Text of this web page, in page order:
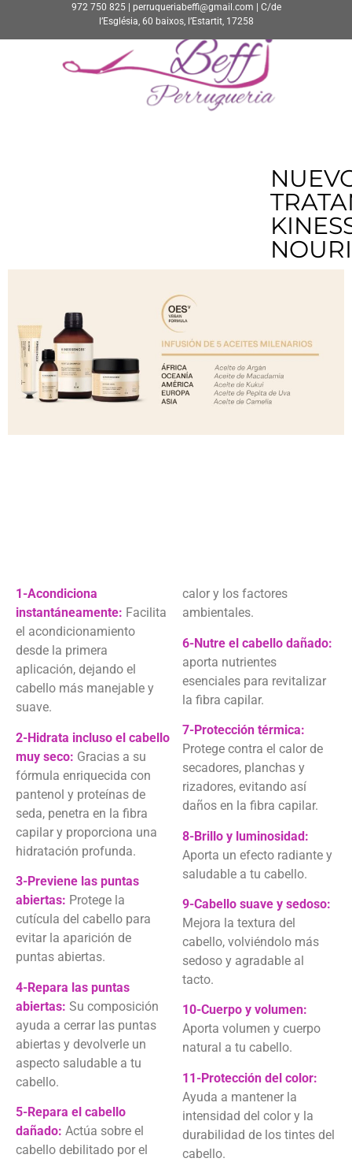
972 750 825 | perruqueriabeffi@gmail.com | C/de
l’Església, 60 baixos, l’Estartit, 17258
1-Acondiciona
instantáneamente: Facilita
el acondicionamiento
desde la primera
aplicación, dejando el
cabello más manejable y
suave.
2-Hidrata incluso el cabello
muy seco: Gracias a su
fórmula enriquecida con
pantenol y proteínas de
seda, penetra en la fibra
capilar y proporciona una
hidratación profunda.
3-Previene las puntas
abiertas: Protege la
cutícula del cabello para
evitar la aparición de
puntas abiertas.
4-Repara las puntas
abiertas: Su composición
ayuda a cerrar las puntas
abiertas y devolverle un
aspecto saludable a tu
cabello.
5-Repara el cabello
dañado: Actúa sobre el
cabello debilitado por el
calor y los factores
ambientales.
6-Nutre el cabello dañado:
aporta nutrientes
esenciales para revitalizar
la fibra capilar.
7-Protección térmica:
Protege contra el calor de
secadores, planchas y
rizadores, evitando así
daños en la fibra capilar.
8-Brillo y luminosidad:
Aporta un efecto radiante y
saludable a tu cabello.
9-Cabello suave y sedoso:
Mejora la textura del
cabello, volviéndolo más
sedoso y agradable al
tacto.
10-Cuerpo y volumen:
Aporta volumen y cuerpo
natural a tu cabello.
11-Protección del color:
Ayuda a mantener la
intensidad del color y la
durabilidad de los tintes del
cabello.